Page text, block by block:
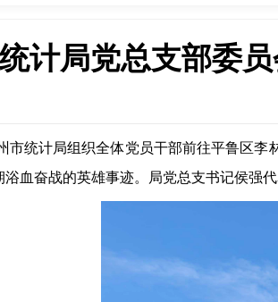
计局党总支部委
市统计局组织全体党员干部前往平鲁区
浴血奋战的英雄事迹。局党总支书记侯强